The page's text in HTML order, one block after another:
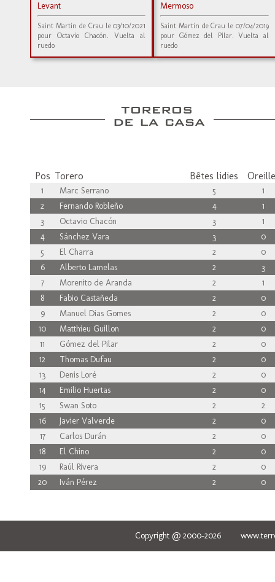
Levant
Saint Martin de Crau le 03/10/2021
pour Octavio Chacón. Vuelta al
ruedo
Mermoso
Saint Martin de Crau le 07/04/2019
pour Gómez del Pilar. Vuelta al
ruedo
Pos Torero Bêtes lidies
1 Marc Serrano 5
1
2
Fernando Robleño 4
1
3
Octavio Chacón 3
1
4
Sánchez Vara 3
0
5
El Charra 2
0
6
Alberto Lamelas 2
3
7
Morenito de Aranda 2
1
8
Fabio Castañeda 2
0
9
Manuel Dias Gomes 2
0
10
Matthieu Guillon 2
0
11
Gómez del Pilar 2
0
12
Thomas Dufau 2
0
13
Denis Loré 2
0
14
Emilio Huertas 2
0
15
Swan Soto 2
2
16
Javier Valverde 2
0
17
Carlos Durán 2
0
18
El Chino 2
0
19
Raúl Rivera 2
0
20
Iván Pérez 2 0
Copyright @ 2000-2026